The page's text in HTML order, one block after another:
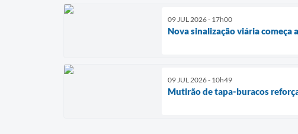
09 JUL 2026 - 17h00
Nova sinalização viária começa
09 JUL 2026 - 10h49
Mutirão de tapa-buracos